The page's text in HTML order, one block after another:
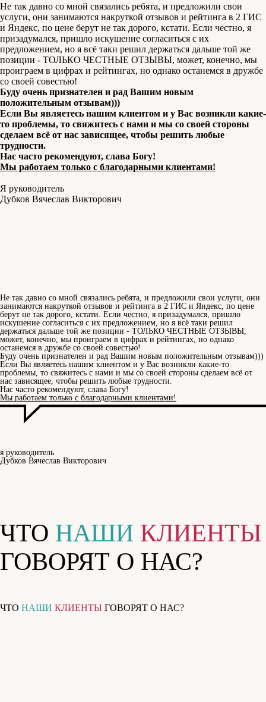
Не так давно со мной связались ребята, и предложили свои
услуги, они занимаются накруткой отзывов и рейтинга в 2 ГИС
и Яндекс, по цене берут не так дорого, кстати. Если честно, я
призадумался, пришло искушение согласиться с их
предложением, но я всё таки решил держаться дальше той же
позиции - ТОЛЬКО ЧЕСТНЫЕ ОТЗЫВЫ, может, конечно, мы
проиграем в цифрах и рейтингах, но однако останемся в дружбе
со своей совестью!
Буду очень признателен и рад Вашим новым
положительным отзывам)))
Если Вы являетесь нашим клиентом и у Вас возникли какие-
то проблемы, то свяжитесь с нами и мы со своей стороны
сделаем всё от нас зависящее, чтобы решить любые
трудности.
Нас часто рекомендуют, слава Богу!
Мы работаем только с благодарными клиентами!
Я руководитель
Дубков Вячеслав Викторович
Не так давно со мной связались ребята, и предложили свои услуги, они
занимаются накруткой отзывов и рейтинга в 2 ГИС и Яндекс, по цене
берут не так дорого, кстати. Если честно, я призадумался, пришло
искушение согласиться с их предложением, но я всё таки решил
держаться дальше той же позиции - ТОЛЬКО ЧЕСТНЫЕ ОТЗЫВЫ,
может, конечно, мы проиграем в цифрах и рейтингах, но однако
останемся в дружбе со своей совестью!
Буду очень признателен и рад Вашим новым положительным отзывам)))
Если Вы являетесь нашим клиентом и у Вас возникли какие-то
проблемы, то свяжитесь с нами и мы со своей стороны сделаем всё от
нас зависящее, чтобы решить любые трудности.
Нас часто рекомендуют, слава Богу!
Мы работаем только с благодарными клиентами!
я руководитель
Дубков Вячеслав Викторович
ЧТО НАШИ КЛИЕНТЫ
ГОВОРЯТ О НАС?
ЧТО НАШИ КЛИЕНТЫ ГОВОРЯТ О НАС?